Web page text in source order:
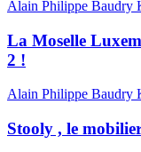
Alain Philippe Baudry
La Moselle
2 !
Alain Philippe Baudry
Stooly , le